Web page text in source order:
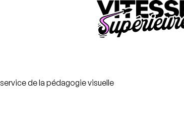
de la pédagogie visuelle